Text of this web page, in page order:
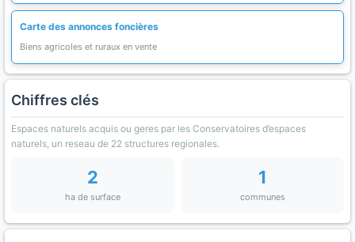
Carte des annonces foncières
Biens agricoles et ruraux en vente
Chiffres clés
Espaces naturels acquis ou geres par les Conservatoires d’espaces
naturels, un reseau de 22 structures regionales.
2
ha de surface
1
communes